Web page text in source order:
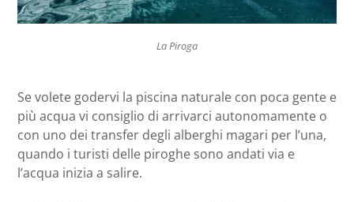
La Piroga
Se volete godervi la piscina naturale con poca gente e
più acqua vi consiglio di arrivarci autonomamente o
con uno dei transfer degli alberghi magari per l’una,
quando i turisti delle piroghe sono andati via e
l’acqua inizia a salire.